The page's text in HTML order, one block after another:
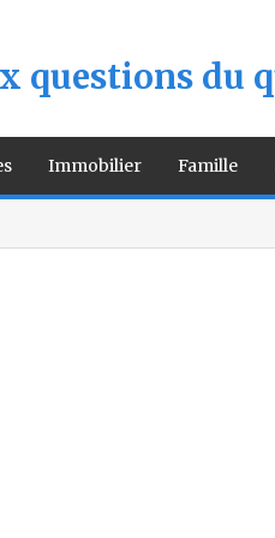
questions du
Immobilier Famille